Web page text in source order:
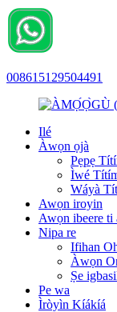
008615129504491
Ilé
Àwọn ọjà
Pẹpẹ
Ìwé
Wáyà
Awọn iroyin
Awọn ibeere ti
Nipa re
Ifihan
Àwọn
Ṣe
Pe wa
Ìròyìn Kíákíá